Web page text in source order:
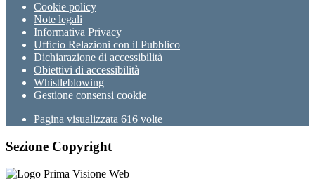
Cookie policy
Note legali
Informativa Privacy
Ufficio Relazioni con il Pubblico
Dichiarazione di accessibilità
Obiettivi di accessibilità
Whistleblowing
Gestione consensi cookie
Pagina visualizzata 616 volte
Sezione Copyright